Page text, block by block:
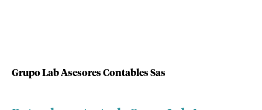
Grupo Lab Asesores Contables Sas